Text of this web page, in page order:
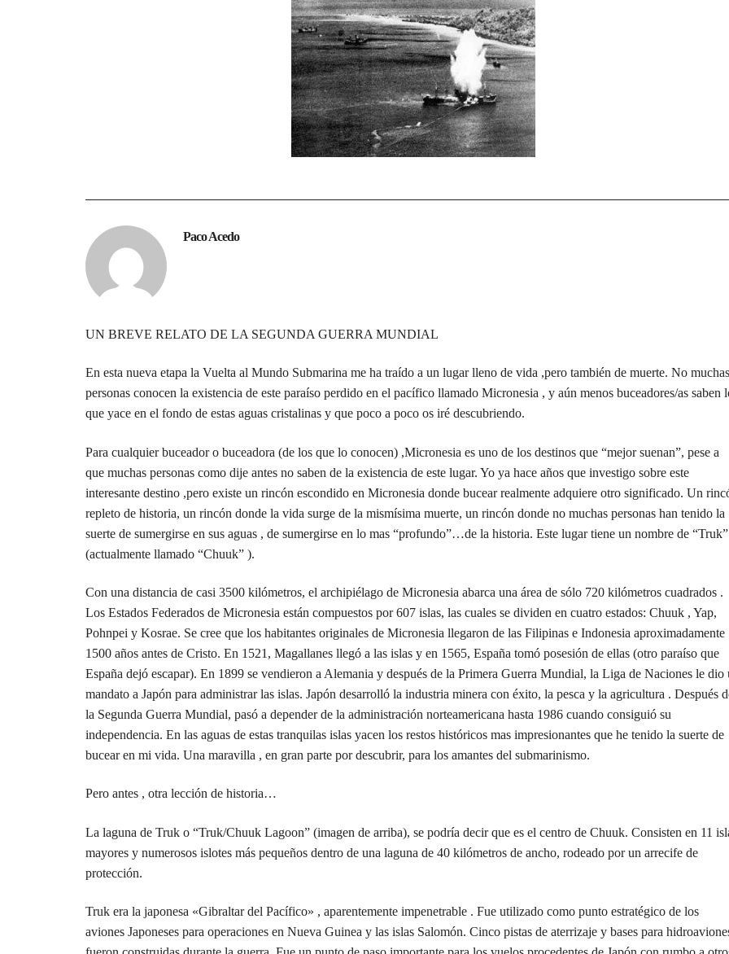
Paco Acedo
UN BREVE RELATO DE LA SEGUNDA GUERRA MUNDIAL
En esta nueva etapa la Vuelta al Mundo Submarina me ha traído a un lugar lleno de vida ,pero también de muerte. No muchas
personas conocen la existencia de este paraíso perdido en el pacífico llamado Micronesia , y aún menos buceadores/as saben
que yace en el fondo de estas aguas cristalinas y que poco a poco os iré descubriendo.
Para cualquier buceador o buceadora (de los que lo conocen) ,Micronesia es uno de los destinos que “mejor suenan”, pese a
que muchas personas como dije antes no saben de la existencia de este lugar. Yo ya hace años que investigo sobre este
interesante destino ,pero existe un rincón escondido en Micronesia donde bucear realmente adquiere otro significado. Un
repleto de historia, un rincón donde la vida surge de la mismísima muerte, un rincón donde no muchas personas han tenido la
suerte de sumergirse en sus aguas , de sumergirse en lo mas “profundo”…de la historia. Este lugar tiene un nombre de “Truk”
(actualmente llamado “Chuuk” ).
Con una distancia de casi 3500 kilómetros, el archipiélago de Micronesia abarca una área de sólo 720 kilómetros cuadrados .
Los Estados Federados de Micronesia están compuestos por 607 islas, las cuales se dividen en cuatro estados: Chuuk , Yap,
Pohnpei y Kosrae. Se cree que los habitantes originales de Micronesia llegaron de las Filipinas e Indonesia aproximadamente
1500 años antes de Cristo. En 1521, Magallanes llegó a las islas y en 1565, España tomó posesión de ellas (otro paraíso que
España dejó escapar). En 1899 se vendieron a Alemania y después de la Primera Guerra Mundial, la Liga de Naciones le dio
mandato a Japón para administrar las islas. Japón desarrolló la industria minera con éxito, la pesca y la agricultura . Después
la Segunda Guerra Mundial, pasó a depender de la administración norteamericana hasta 1986 cuando consiguió su
independencia. En las aguas de estas tranquilas islas yacen los restos históricos mas impresionantes que he tenido la suerte de
bucear en mi vida. Una maravilla , en gran parte por descubrir, para los amantes del submarinismo.
Pero antes , otra lección de historia…
La laguna de Truk o “Truk/Chuuk Lagoon” (imagen de arriba), se podría decir que es el centro de Chuuk. Consisten en 11
mayores y numerosos islotes más pequeños dentro de una laguna de 40 kilómetros de ancho, rodeado por un arrecife de
protección.
Truk era la japonesa «Gibraltar del Pacífico» , aparentemente impenetrable . Fue utilizado como punto estratégico de los
aviones Japoneses para operaciones en Nueva Guinea y las islas Salomón. Cinco pistas de aterrizaje y bases para